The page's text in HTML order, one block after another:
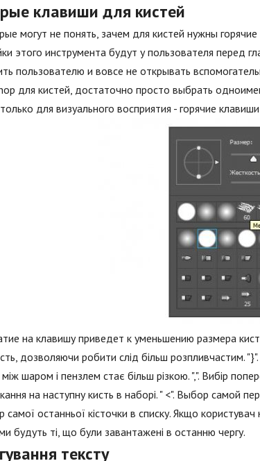
клавиши для кистей
могут не понять, зачем для кистей нужны
этого инструмента будут у пользователя перед
пользователю и вовсе не открывать
для кистей, достаточно просто выбрать
для визуального восприятия - горячие
на клавишу приведет к уменьшению размера
дозволяючи робити слід більш розпливчастим.
шаром і пензлем стає більш різкою. ",". Вибір
на наступну кисть в наборі. " <". Выбор самой
самої останньої кісточки в списку. Якщо
будуть ті, що були завантажені в останню чергу.
тексту